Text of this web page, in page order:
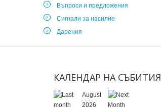
Въпроси и предложения
Сигнали за насилие
Дарения
КАЛЕНДАР НА СЪБИТИЯ
August
2026